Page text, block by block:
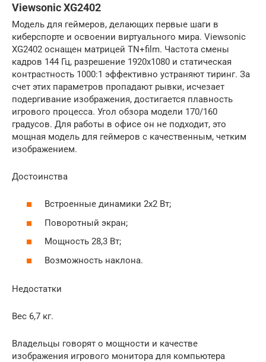
Viewsonic XG2402
Модель для геймеров, делающих первые шаги в
киберспорте и освоении виртуального мира. Viewsonic
XG2402 оснащен матрицей TN+film. Частота смены
кадров 144 Гц, разрешение 1920х1080 и статическая
контрастность 1000:1 эффективно устраняют тиринг. За
счет этих параметров пропадают рывки, исчезает
подергивание изображения, достигается плавность
игрового процесса. Угол обзора модели 170/160
градусов. Для работы в офисе он не подходит, это
мощная модель для геймеров с качественным, четким
изображением.
Достоинства
Встроенные динамики 2х2 Вт;
Поворотный экран;
Мощность 28,3 Вт;
Возможность наклона.
Недостатки
Вес 6,7 кг.
Владельцы говорят о мощности и качестве
изображения игрового монитора для компьютера